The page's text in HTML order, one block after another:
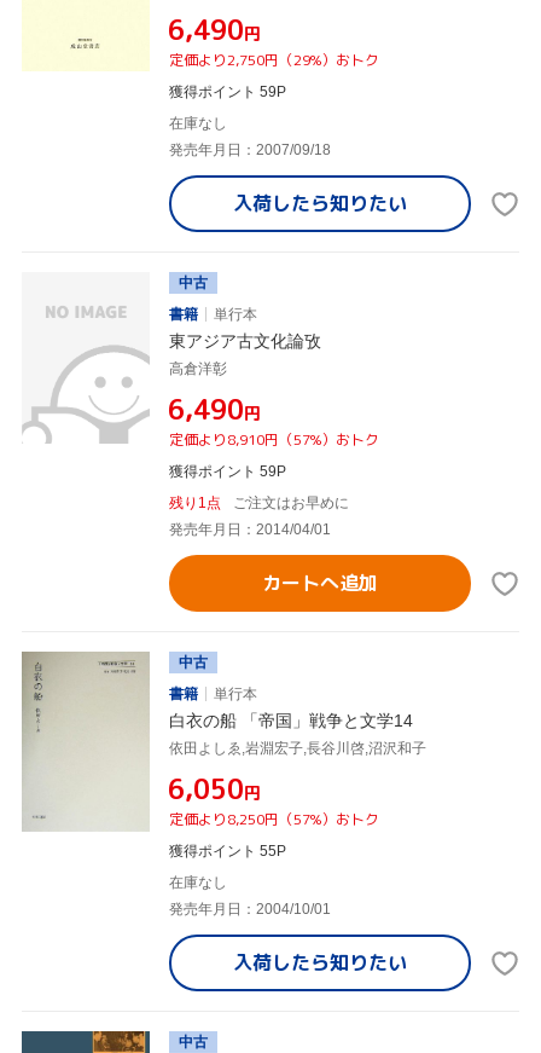
¥6,490円
定価より2,750円（29%）おトク
獲得ポイント 59P
在庫なし
発売年月日：2007/09/18
入荷したら知りたい
中古
書籍
単行本
東アジア古文化論攷
高倉洋彰
¥6,490円
定価より8,910円（57%）おトク
獲得ポイント 59P
残り1点
ご注文はお早めに
発売年月日：2014/04/01
カートへ追加
中古
書籍
単行本
白衣の船 「帝国」戦争と文学14
依田よしゑ,岩淵宏子,長谷川啓,沼沢和子
¥6,050円
定価より8,250円（57%）おトク
獲得ポイント 55P
在庫なし
発売年月日：2004/10/01
入荷したら知りたい
中古